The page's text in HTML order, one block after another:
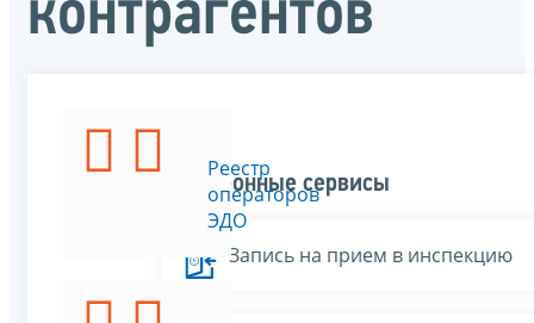
контрагентов
ЕГРЮЛ
ЕГРИП
Реестр
операторов
ЭДО
Электронные сервисы
Запись на прием в инспекцию